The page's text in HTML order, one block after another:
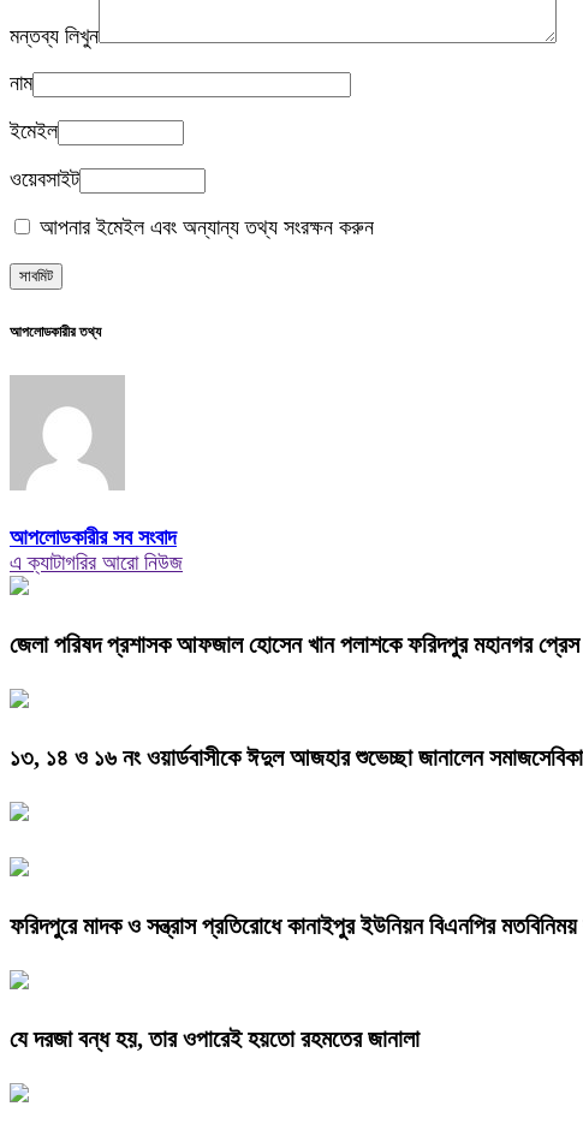
মন্তব্য লিখুন
নাম
ইমেইল
ওয়েবসাইট
আপনার ইমেইল এবং অন্যান্য তথ্য সংরক্ষন করুন
আপলোডকারীর তথ্য
আপলোডকারীর সব সংবাদ
এ ক্যাটাগরির আরো নিউজ
জেলা পরিষদ প্রশাসক আফজাল হোসেন খান পলাশকে ফরিদপুর মহানগর প্রেস
১৩, ১৪ ও ১৬ নং ওয়ার্ডবাসীকে ঈদুল আজহার শুভেচ্ছা জানালেন সমাজসেবিকা
ফরিদপুরে মাদক ও সন্ত্রাস প্রতিরোধে কানাইপুর ইউনিয়ন বিএনপির
যে দরজা বন্ধ হয়, তার ওপারেই হয়তো রহমতের জানালা